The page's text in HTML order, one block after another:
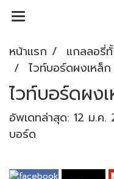
หน้าแรก แกลลอรี่
ไวท์บอร์ดผงเหล็
ไวท์บอร์ดผง
อัพเดทล่าสุด: 12 ม.ค.
บอร์ด